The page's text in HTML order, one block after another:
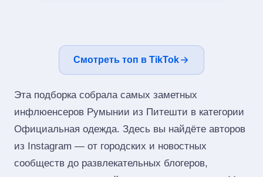
Смотреть топ в TikTok
Эта подборка собрала самых заметных
инфлюенсеров Румынии из Питешти в категории
Официальная одежда. Здесь вы найдёте авторов
из Instagram — от городских и новостных
сообществ до развлекательных блогеров,